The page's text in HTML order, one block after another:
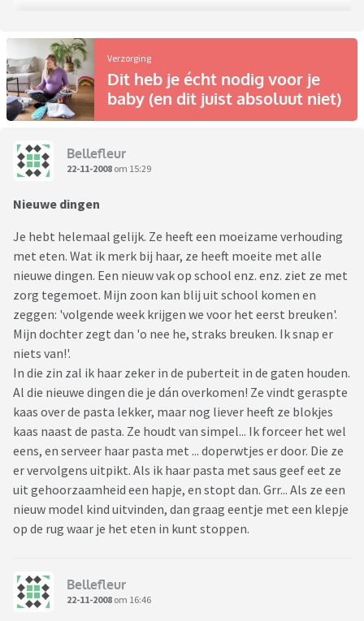
Verzorging
Dit heb je écht nodig voor je
baby (en dit juist absoluut niet)
Bellefleur
22-11-2008 om 15:29
Nieuwe dingen
Je hebt helemaal gelijk. Ze heeft een moeizame verhouding
met eten. Wat ik merk bij haar, ze heeft moeite met alle
nieuwe dingen. Een nieuw vak op school enz. enz. ziet ze met
zorg tegemoet. Mijn zoon kan blij uit school komen en
zeggen: 'volgende week krijgen we voor het eerst breuken'.
Mijn dochter zegt dan 'o nee he, straks breuken. Ik snap er
niets van!'.
In die zin zal ik haar zeker in de puberteit in de gaten houden.
Al die nieuwe dingen die je dán overkomen! Ze vindt geraspte
kaas over de pasta lekker, maar nog liever heeft ze blokjes
kaas naast de pasta. Ze houdt van simpel... Ik forceer het wel
eens, en serveer haar pasta met ... doperwtjes er door. Die ze
er vervolgens uitpikt. Als ik haar pasta met saus geef eet ze
uit gehoorzaamheid een hapje, en stopt dan. Grr... Als ze een
nieuw model kind uitvinden, dan graag eentje met een klepje
op de rug waar je het eten in kunt stoppen.
Bellefleur
22-11-2008 om 16:46